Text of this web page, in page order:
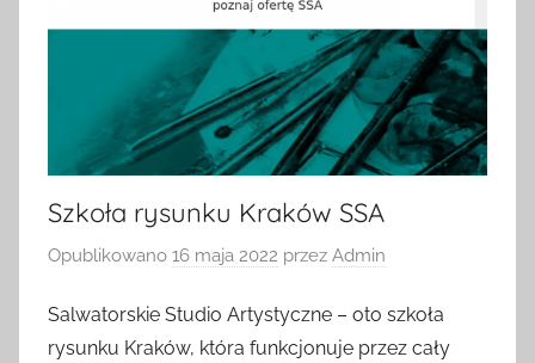
Szkoła rysunku Kraków SSA
Opublikowano 16 maja 2022 przez Admin
Salwatorskie Studio Artystyczne – oto szkoła
rysunku Kraków, która funkcjonuje przez cały